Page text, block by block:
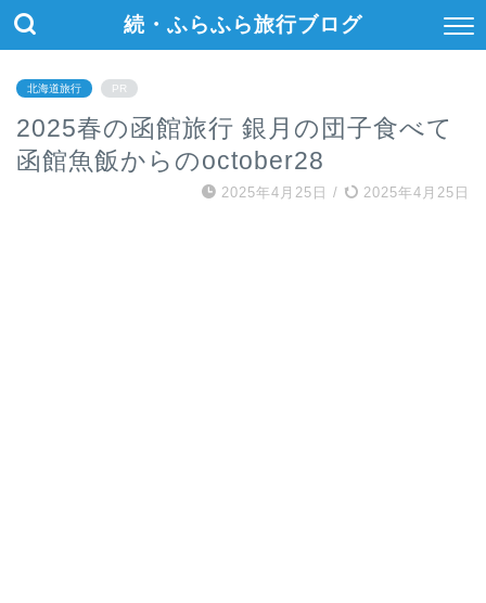
続・ふらふら旅行ブログ
北海道旅行 PR
2025春の函館旅行 銀月の団子食べて
函館魚飯からのoctober28
2025年4月25日 / 2025年4月25日